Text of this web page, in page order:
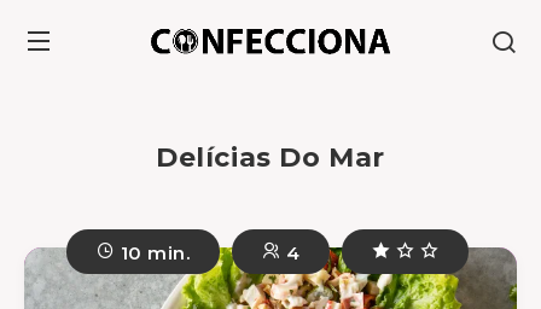
Delícias Do Mar
10 min. 4